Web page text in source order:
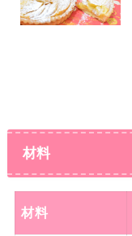
材料
材料